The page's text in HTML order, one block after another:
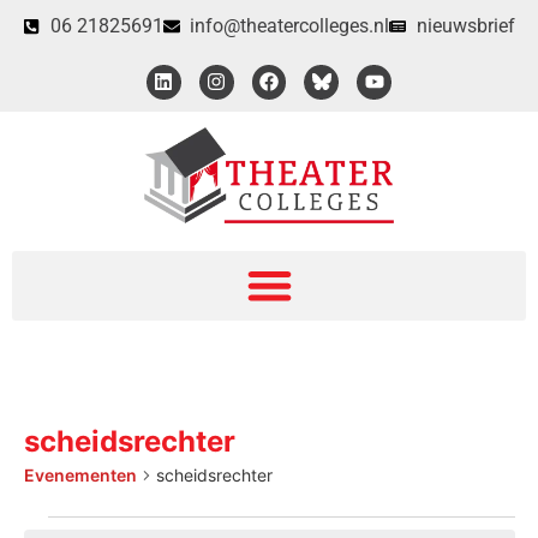
06 21825691 info@theatercolleges.nl nieuwsbrief
scheidsrechter
Evenementen scheidsrechter